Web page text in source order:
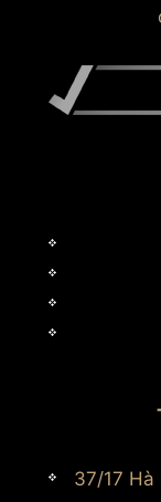
37/17 Hà